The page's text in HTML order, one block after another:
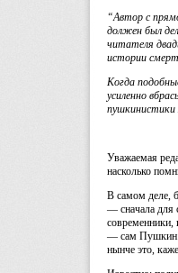
“Автор с
должен был
читателя
истории
Когда
усиленно
пушкинистики
Уважаемая
насколько
В самом деле,
— сначала для
современники,
— сам Пушкин.
нынче это,